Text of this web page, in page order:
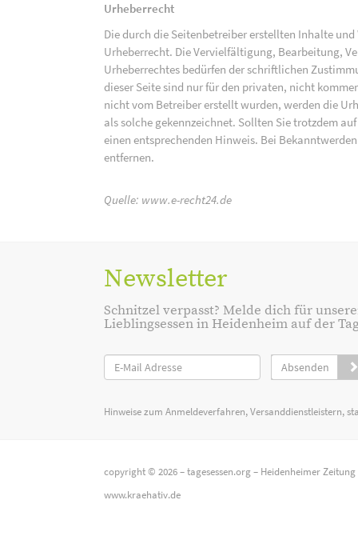
Urheberrecht
Die durch die Seitenbetreiber erstellten Inhalte
Urheberrecht. Die Vervielfältigung, Bearbeitung,
Urheberrechtes bedürfen der schriftlichen
dieser Seite sind nur für den privaten, nicht
nicht vom Betreiber erstellt wurden, werden die
als solche gekennzeichnet. Sollten Sie trotzdem
einen entsprechenden Hinweis. Bei
entfernen.
Quelle: www.e-recht24.de
Newsletter
Schnitzel verpasst? Melde dich für
Lieblingsessen in Heidenheim auf der
Absenden
Hinweise zum Anmeldeverfahren, Versanddienstleistern,
copyright © 2026 –tagesessen.org– Heidenheimer Zeitung
www.kraehativ.de